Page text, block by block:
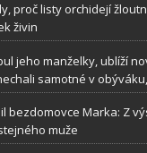
proč listy orchidejí
živin
jeho manželky, ublíží
samotné v
bezdomovce Marka: Z
muže